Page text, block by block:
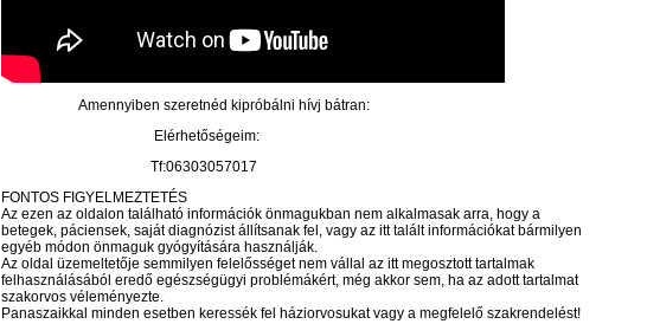
Amennyiben szeretnéd kipróbálni hívj bátran:
Elérhetőségeim:
Tf:06303057017
FONTOS FIGYELMEZTETÉS
Az ezen az oldalon található információk önmagukban nem alkalmasak arra, hogy a
betegek, páciensek, saját diagnózist állítsanak fel, vagy az itt talált információkat bármilyen
egyéb módon önmaguk gyógyítására használják.
Az oldal üzemeltetője semmilyen felelősséget nem vállal az itt megosztott tartalmak
felhasználásából eredő egészségügyi problémákért, még akkor sem, ha az adott tartalmat
szakorvos véleményezte.
Panaszaikkal minden esetben keressék fel háziorvosukat vagy a megfelelő szakrendelést!